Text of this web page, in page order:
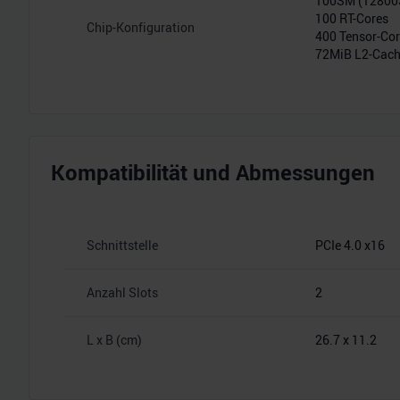
Chip-Konfiguration
100 RT-Cores
400 Tensor-
72MiB L2-
Kompatibilität und Abmessungen
Schnittstelle PCIe 4.0 x16
Anzahl Slots 2
L x B (cm) 26.7 x 11.2